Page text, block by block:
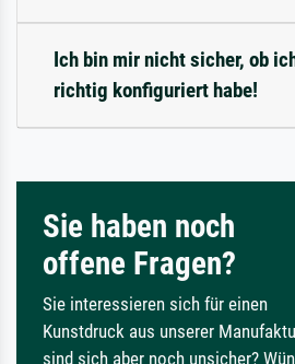
Ich bin mir nicht sicher, ob
richtig konfiguriert habe!
Sie haben noch
offene Fragen?
Sie interessieren sich für einen
Kunstdruck aus unserer
sind sich aber noch unsicher?